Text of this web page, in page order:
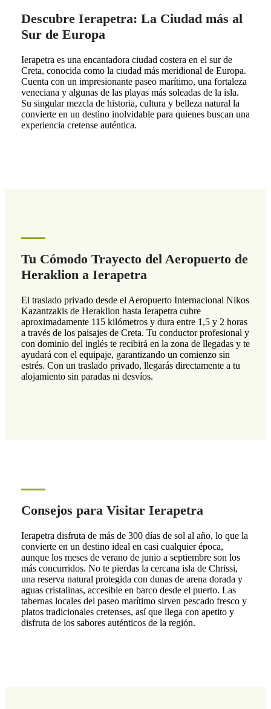
Descubre Ierapetra: La Ciudad más al
Sur de Europa
Ierapetra es una encantadora ciudad costera en el sur de
Creta, conocida como la ciudad más meridional de Europa.
Cuenta con un impresionante paseo marítimo, una fortaleza
veneciana y algunas de las playas más soleadas de la isla.
Su singular mezcla de historia, cultura y belleza natural la
convierte en un destino inolvidable para quienes buscan una
experiencia cretense auténtica.
Tu Cómodo Trayecto del Aeropuerto de
Heraklion a Ierapetra
El traslado privado desde el Aeropuerto Internacional Nikos
Kazantzakis de Heraklion hasta Ierapetra cubre
aproximadamente 115 kilómetros y dura entre 1,5 y 2 horas
a través de los paisajes de Creta. Tu conductor profesional y
con dominio del inglés te recibirá en la zona de llegadas y te
ayudará con el equipaje, garantizando un comienzo sin
estrés. Con un traslado privado, llegarás directamente a tu
alojamiento sin paradas ni desvíos.
Consejos para Visitar Ierapetra
Ierapetra disfruta de más de 300 días de sol al año, lo que la
convierte en un destino ideal en casi cualquier época,
aunque los meses de verano de junio a septiembre son los
más concurridos. No te pierdas la cercana isla de Chrissi,
una reserva natural protegida con dunas de arena dorada y
aguas cristalinas, accesible en barco desde el puerto. Las
tabernas locales del paseo marítimo sirven pescado fresco y
platos tradicionales cretenses, así que llega con apetito y
disfruta de los sabores auténticos de la región.